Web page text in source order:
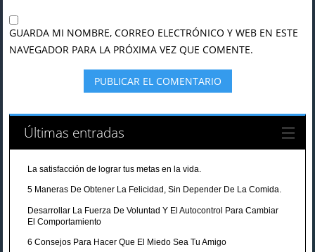
GUARDA MI NOMBRE, CORREO ELECTRÓNICO Y WEB EN ESTE
NAVEGADOR PARA LA PRÓXIMA VEZ QUE COMENTE.
Últimas entradas
La satisfacción de lograr tus metas en la vida.
5 Maneras De Obtener La Felicidad, Sin Depender De La Comida.
Desarrollar La Fuerza De Voluntad Y El Autocontrol Para Cambiar
El Comportamiento
6 Consejos Para Hacer Que El Miedo Sea Tu Amigo